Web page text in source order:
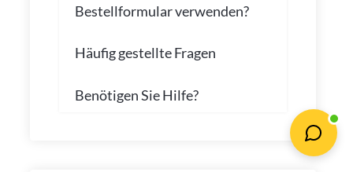
Bestellformular verwenden?
Häufig gestellte Fragen
Benötigen Sie Hilfe?